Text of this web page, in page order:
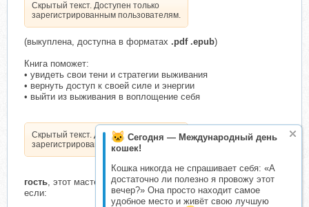
Сегодня — Международный день
кошек!
Кошка никогда не спрашивает себя: «А
достаточно ли полезно я провожу этот
вечер?» Она просто находит самое
удобное место и живёт свою лучшую
Скрытый текст. Доступен только
зарегистрированным пользователям.
(выкуплена, доступна в форматах .pdf .epub)
Книга поможет:
• увидеть свои тени и стратегии выживания
• вернуть доступ к своей силе и энергии
• выйти из выживания в воплощение себя
Скрытый текст. Доступен только
зарегистрированным пользователям.
гость, этот мастер–класс принесёт тебе максимум пользы,
если: